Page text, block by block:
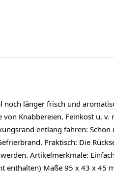
länger frisch und
Knabbereien, Feinkost u.
entlang fahren:
Praktisch: Die
Artikelmerkmale:
enthalten) Maße 95 x 43 x